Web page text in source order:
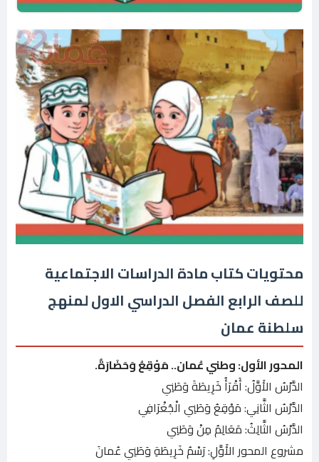
محتويات كتاب مادة الدراسات الاجتماعية
للصف الرابع الفصل الدراسي الاول لمنهج
سلطنة عمان
المحور الأول: وطني عُمان.. مَوْقِعُ وَحَضَارَةٌ.
الدَّرْسُ الأَوَّلُ: أَقْرَأُ خَرِيطَةَ وَطَنِي
الدَّرْسُ الثَّانِي: مَوْقِعُ وَطَنِي الْجُغْرَافِي
الدَّرْسُ الثَّالِثُ: مَعَالِمُ مِنْ وَطَنِي
مشروع المحور الأَوَّلِ: رَسْمُ خَرِيطَةِ وَطَنِي عُمانَ